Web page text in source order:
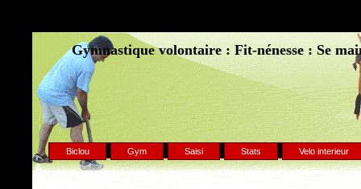
Biclou Gym Saisi Stats Velo interieur
Gymnastique volontaire : Fit-nénesse : Se